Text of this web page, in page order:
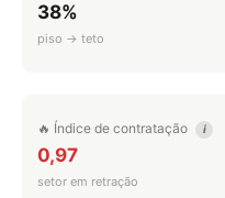
38%
piso → teto
🔥 Índice de contratação i
0,97
setor em retração